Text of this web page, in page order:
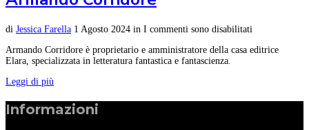
di Jessica Farella 1 Agosto 2024 in I commenti sono disabilitati
Armando Corridore è proprietario e amministratore della casa editrice
Elara, specializzata in letteratura fantastica e fantascienza.
Leggi di più
Informazioni